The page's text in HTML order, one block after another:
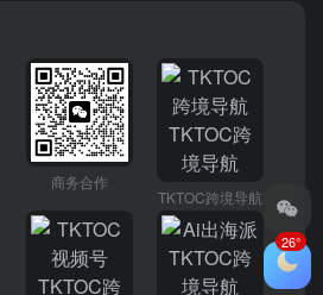
商务合作
TKTOC跨境导航
26°